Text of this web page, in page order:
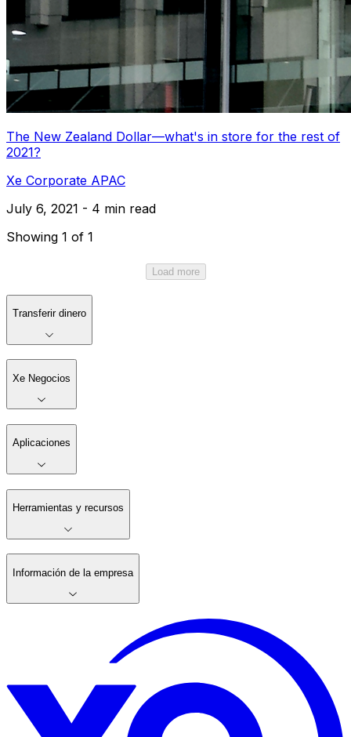
The New Zealand Dollar—what's in store for the rest of
2021?
Xe Corporate APAC
July 6, 2021 - 4 min read
Showing 1 of 1
Load more
Transferir dinero
Xe Negocios
Aplicaciones
Herramientas y recursos
Información de la empresa